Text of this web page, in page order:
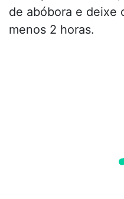
de abóbora e deixe
menos 2 horas.